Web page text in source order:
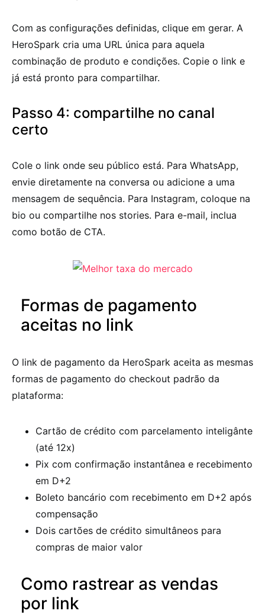
Com as configurações definidas, clique em gerar. A
HeroSpark cria uma URL única para aquela
combinação de produto e condições. Copie o link e
já está pronto para compartilhar.
Passo 4: compartilhe no canal
certo
Cole o link onde seu público está. Para WhatsApp,
envie diretamente na conversa ou adicione a uma
mensagem de sequência. Para Instagram, coloque na
bio ou compartilhe nos stories. Para e-mail, inclua
como botão de CTA.
Formas de pagamento
aceitas no link
O link de pagamento da HeroSpark aceita as mesmas
formas de pagamento do checkout padrão da
plataforma:
Cartão de crédito com parcelamento inteligânte
(até 12x)
Pix com confirmação instantânea e recebimento
em D+2
Boleto bancário com recebimento em D+2 após
compensação
Dois cartões de crédito simultâneos para
compras de maior valor
Como rastrear as vendas
por link